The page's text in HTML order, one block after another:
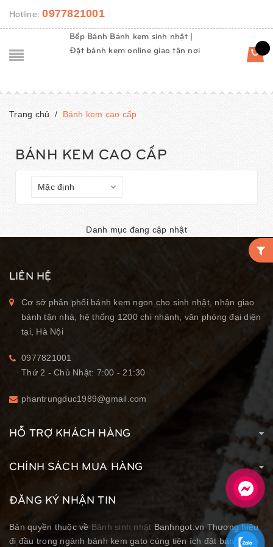
Hotline:0977821001
Bếp Bánh Bánh kem sinh nhật |
Đặt bánh kem online giao tận nơi
Trang chủ / Bánh kem cao cấp
BÁNH KEM CAO CẤP
Danh mục đang cập nhật
LIÊN HỆ
Cơ sở phân phối bánh kem ngon cho sinh nhật, nhận giao
bánh tận nhà, hệ thống 1200 chi nhánh, văn phòng đại diện
tại, Hà Nội
0977821001
Thứ 2 - Chủ Nhật: 7:00 - 21:30
phantrungduc1989@gmail.com
HỖ TRỢ KHÁCH HÀNG
CHÍNH SÁCH MUA HÀNG
ĐĂNG KÝ NHẬN TIN
Bản quyền thuộc về Bánh sinh nhật Banhngot.vn Thương hiệu
đi đầu trong ngành bánh kem gato cùng tiện ích đặt bánh kem